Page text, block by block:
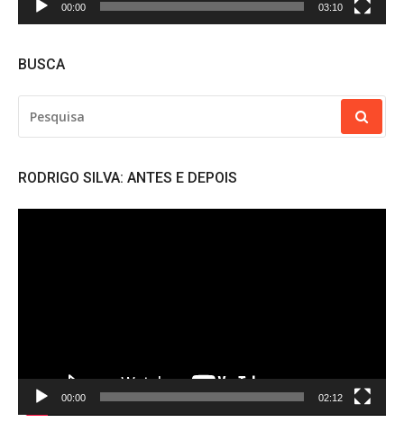
00:00 03:10
BUSCA
POR:
RODRIGO SILVA: ANTES E DEPOIS
00:00 02:12